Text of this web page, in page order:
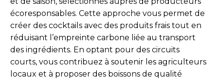
écoresponsables. Cette approche vous permet de
créer des cocktails avec des produits frais tout en
réduisant l’empreinte carbone liée au transport
des ingrédients. En optant pour des circuits
courts, vous contribuez à soutenir les agriculteurs
locaux et à proposer des boissons de qualité